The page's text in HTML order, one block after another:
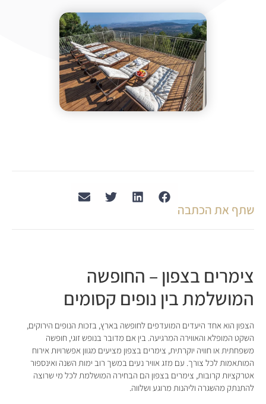
שתף את הכתבה
צימרים בצפון – החופשה
המושלמת בין נופים קסומים
הצפון הוא אחד היעדים המועדפים לחופשה בארץ, בזכות הנופים הירוקים,
השקט המופלא והאווירה המרגיעה. בין אם מדובר בנופש זוגי, חופשה
משפחתית או חוויה יוקרתית, צימרים בצפון מציעים מגוון אפשרויות אירוח
המותאמות לכל צורך. עם מזג אוויר נעים במשך רוב ימות השנה ואינספור
אטרקציות קרובות, צימרים בצפון הם הבחירה המושלמת לכל מי שרוצה
להתנתק מהשגרה וליהנות מרוגע ושלווה.